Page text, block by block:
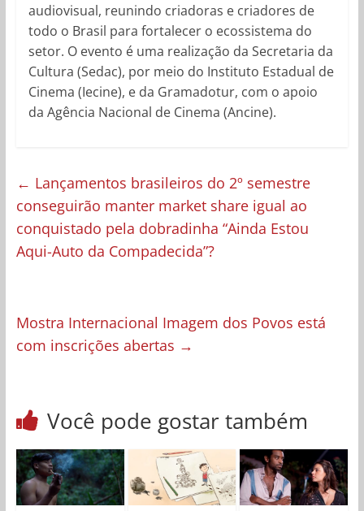
audiovisual, reunindo criadoras e criadores de
todo o Brasil para fortalecer o ecossistema do
setor. O evento é uma realização da Secretaria da
Cultura (Sedac), por meio do Instituto Estadual de
Cinema (Iecine), e da Gramadotur, com o apoio
da Agência Nacional de Cinema (Ancine).
← Lançamentos brasileiros do 2º semestre
conseguirão manter market share igual ao
conquistado pela dobradinha “Ainda Estou
Aqui-Auto da Compadecida”?
Mostra Internacional Imagem dos Povos está
com inscrições abertas →
Você pode gostar também